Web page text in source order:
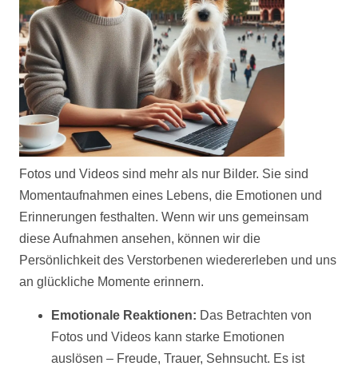
Fotos und Videos sind mehr als nur Bilder. Sie sind
Momentaufnahmen eines Lebens, die Emotionen und
Erinnerungen festhalten. Wenn wir uns gemeinsam
diese Aufnahmen ansehen, können wir die
Persönlichkeit des Verstorbenen wiedererleben und uns
an glückliche Momente erinnern.
Emotionale Reaktionen: Das Betrachten von
Fotos und Videos kann starke Emotionen
auslösen – Freude, Trauer, Sehnsucht. Es ist